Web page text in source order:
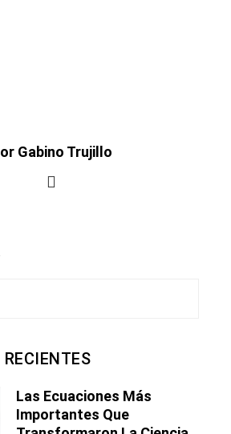
Gabino Trujillo
Las Ecuaciones Más
Importantes Que